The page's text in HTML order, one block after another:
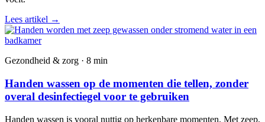
Lees artikel →
Gezondheid & zorg · 8 min
Handen wassen op de momenten die tellen, zonder
overal desinfectiegel voor te gebruiken
Handen wassen is vooral nuttig op herkenbare momenten. Met zeep,